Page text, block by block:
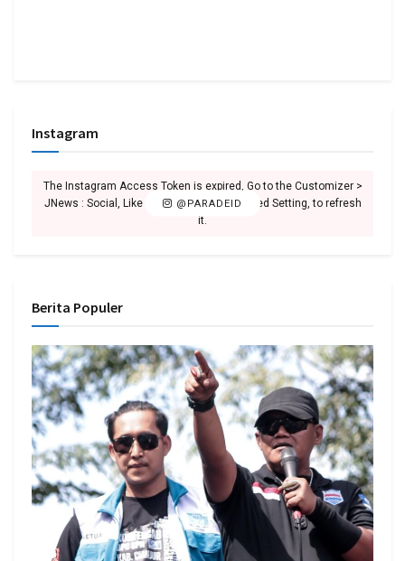
Instagram
@PARADEID
The Instagram Access Token is expired, Go to the Customizer >
JNews : Social, Like & View > Instagram Feed Setting, to refresh
it.
Berita Populer